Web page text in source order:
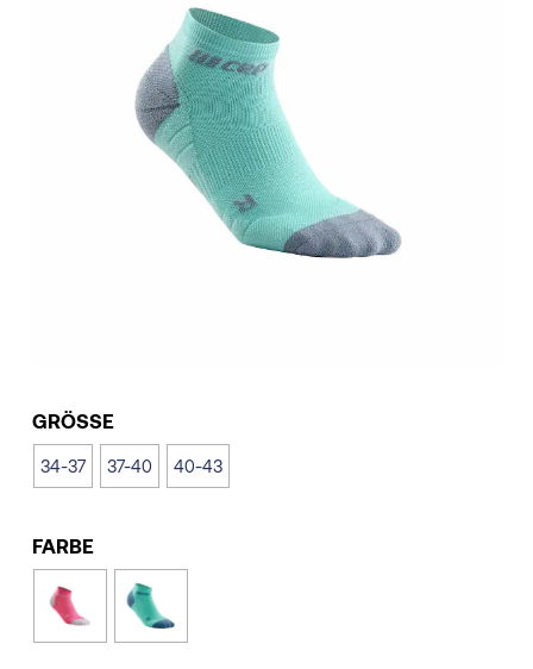
GRÖSSE
34-37 37-40 40-43
FARBE